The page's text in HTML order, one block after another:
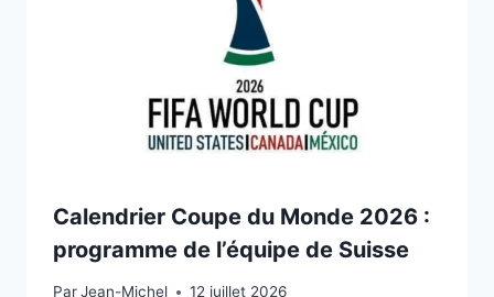
Calendrier Coupe du Monde 2026 :
programme de l’équipe de Suisse
ParJean-Michel
8 juillet 2026 12 juillet 2026